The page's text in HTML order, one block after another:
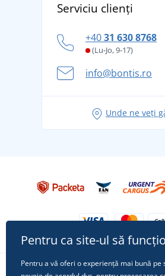
Politica de confidențialitate a
tradiție din 1976
și în siguranță
Aventura de vară începe cu
pentru vacanță fără griji
Tricoul preferat City în rol
Serviciu clienți
+4031 630 8768
(Lu-Jo, 9-17)
info@bontis.ro
Unde ne veți
Pentru ca site-ul să
Pentru a vă oferi o experiență mai bună pe